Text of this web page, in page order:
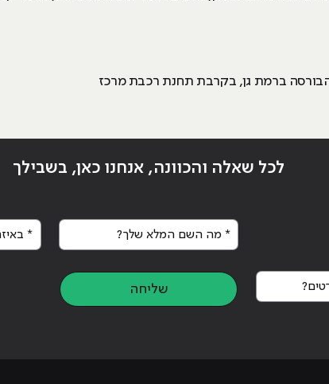
ברמת גן, בקרבת תחנת רכבת מרכז
לכל שאלה והכוונה, אנחנו כאן, בשבילך
* מה השם המלא שלך? * באיזה
שליחה